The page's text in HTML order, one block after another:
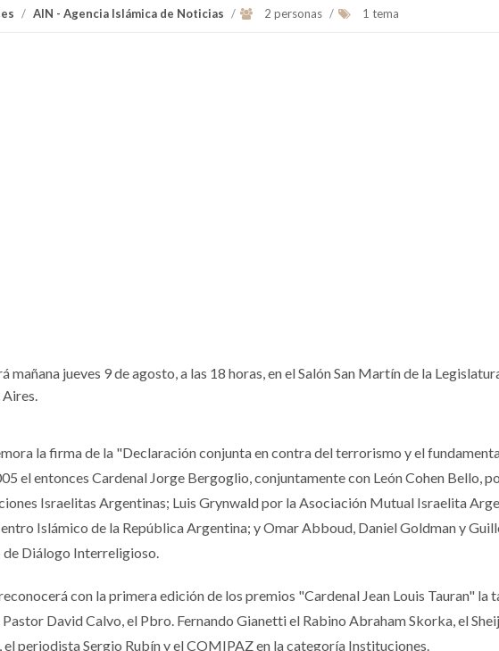
/ AIN - Agencia Islámica de Noticias / 2 personas / 1 tema
mañana jueves 9 de agosto, a las 18 horas, en el Salón San Martín de la
la firma de la "Declaración conjunta en contra del terrorismo y el
el entonces Cardenal Jorge Bergoglio, conjuntamente con León Cohen Bello,
Israelitas Argentinas; Luis Grynwald por la Asociación Mutual Israelita
Islámico de la República Argentina; y Omar Abboud, Daniel Goldman y
Diálogo Interreligioso.
con la primera edición de los premios "Cardenal Jean Louis Tauran" la
David Calvo, el Pbro. Fernando Gianetti el Rabino Abraham Skorka, el Sheij
periodista Sergio Rubín y el COMIPAZ en la categoría Instituciones.